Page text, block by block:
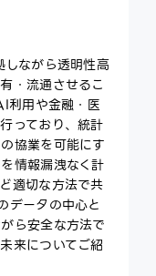
しながら透明性高
・流通させるこ
利用や金融・医
っており、統計
協業を可能にす
情報漏洩なく計
適切な方法で共
データの中心と
ら安全な方法で
来についてご紹